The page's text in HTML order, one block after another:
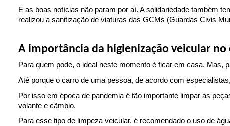
E as boas notícias não param por aí. A solidariedade também
realizou a sanitização de viaturas das GCMs (Guardas Civis
A importância da higienização veicular
Para quem pode, o ideal neste momento é ficar em casa.
Até porque o carro de uma pessoa, de acordo com
Por isso em época de pandemia é tão importante limpar as
volante e câmbio.
Para esse tipo de limpeza veicular, é recomendado o uso de